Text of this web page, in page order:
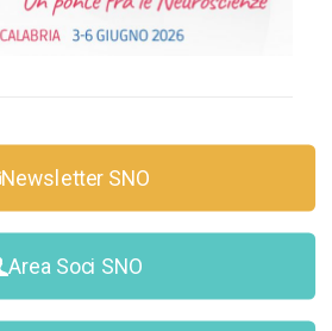
Newsletter SNO
Area Soci SNO